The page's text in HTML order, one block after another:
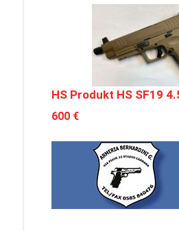
HS Produkt HS SF19
600 €